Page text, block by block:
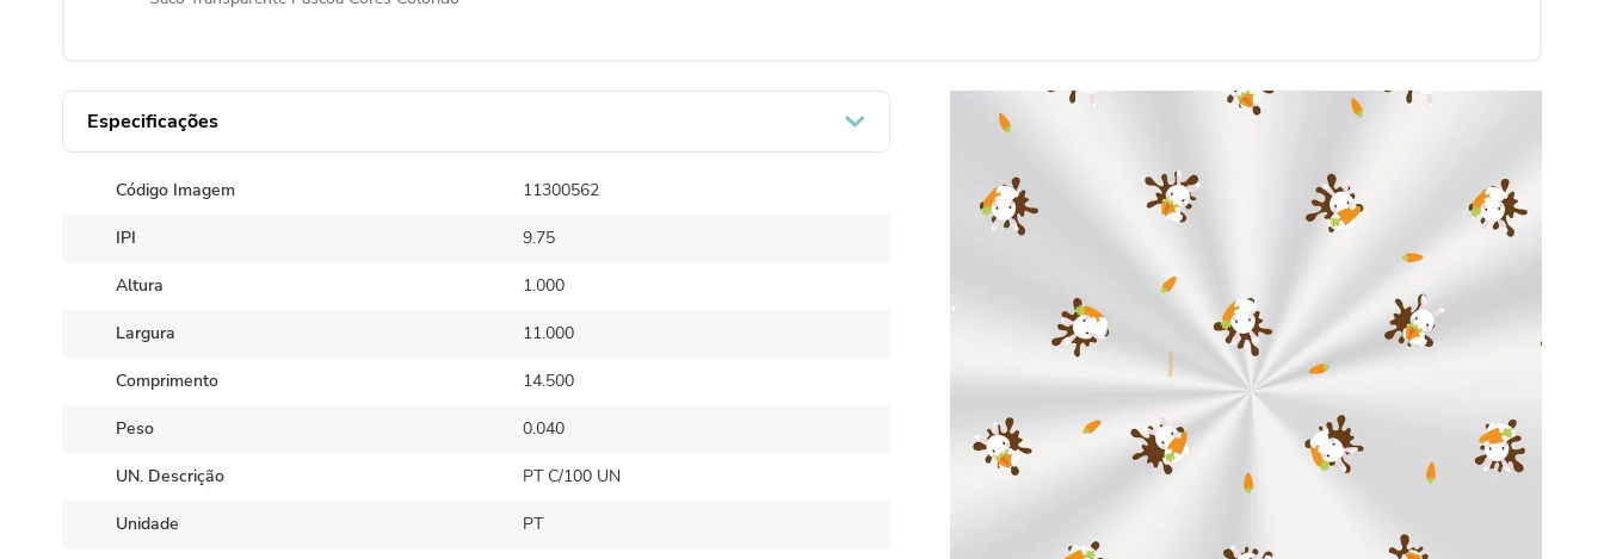
Especificações
Código Imagem 11300562
IPI 9.75
Altura 1.000
Largura 11.000
Comprimento 14.500
Peso 0.040
UN. Descrição PT C/100 UN
Unidade PT